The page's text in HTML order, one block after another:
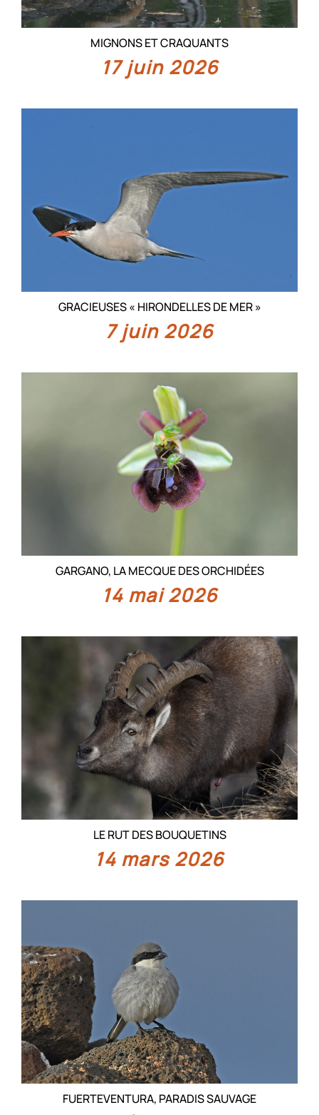
MIGNONS ET CRAQUANTS
17 juin 2026
GRACIEUSES « HIRONDELLES DE MER »
7 juin 2026
GARGANO, LA MECQUE DES ORCHIDÉES
14 mai 2026
LE RUT DES BOUQUETINS
14 mars 2026
FUERTEVENTURA, PARADIS SAUVAGE